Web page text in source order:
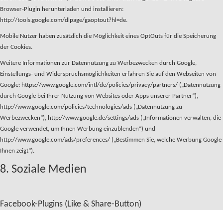
Browser-Plugin herunterladen und installieren:
http://tools.google.com/dlpage/gaoptout?hl=de.
Mobile Nutzer haben zusätzlich die Möglichkeit eines OptOuts für die Speicherung
der Cookies.
Weitere Informationen zur Datennutzung zu Werbezwecken durch Google,
Einstellungs- und Widerspruchsmöglichkeiten erfahren Sie auf den Webseiten von
Google: https://www.google.com/intl/de/policies/privacy/partners/ („Datennutzung
durch Google bei Ihrer Nutzung von Websites oder Apps unserer Partner“),
http://www.google.com/policies/technologies/ads („Datennutzung zu
Werbezwecken“), http://www.google.de/settings/ads („Informationen verwalten, die
Google verwendet, um Ihnen Werbung einzublenden“) und
http://www.google.com/ads/preferences/ („Bestimmen Sie, welche Werbung Google
Ihnen zeigt“).
8. Soziale Medien
Facebook-Plugins (Like & Share-Button)